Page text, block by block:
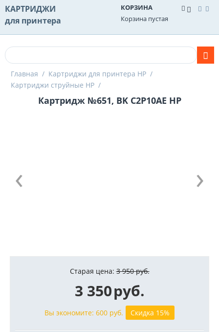
КАРТРИДЖИ
для принтера
КОРЗИНА
Корзина пустая
Главная / Картриджи для принтера HP /
Картриджи струйные HP /
Картридж №651, BK C2P10AE HP
Старая цена: 3 950 руб.
3 350руб.
Вы экономите: 600 руб. Скидка 15%